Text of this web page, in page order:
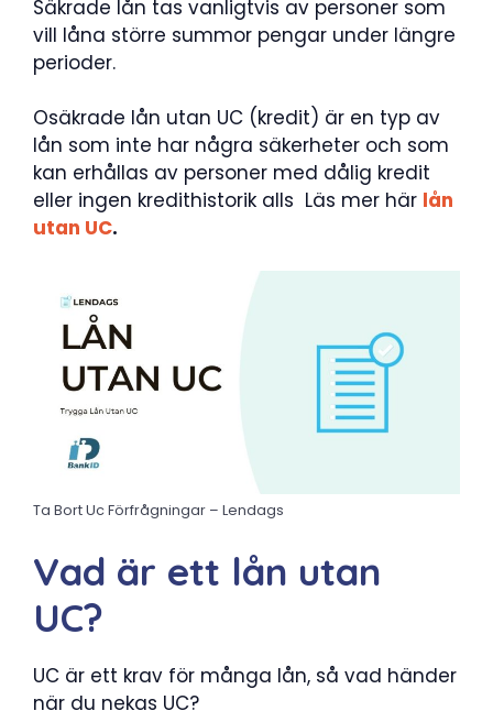
Säkrade lån tas vanligtvis av personer som
vill låna större summor pengar under längre
perioder.
Osäkrade lån utan UC (kredit) är en typ av
lån som inte har några säkerheter och som
kan erhållas av personer med dålig kredit
eller ingen kredithistorik alls Läs mer här lån
utan UC.
Ta Bort Uc Förfrågningar – Lendags
Vad är ett lån utan
UC?
UC är ett krav för många lån, så vad händer
när du nekas UC?